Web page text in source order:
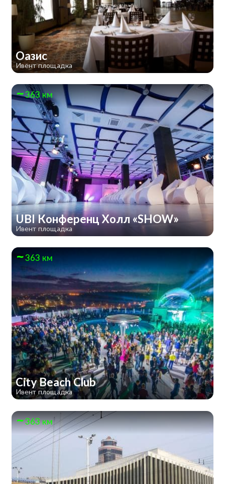
Оазис
Ивент площадка
363 км
UBI Конференц Холл «SHOW»
Ивент площадка
363 км
City Beach Club
Ивент площадка
363 км